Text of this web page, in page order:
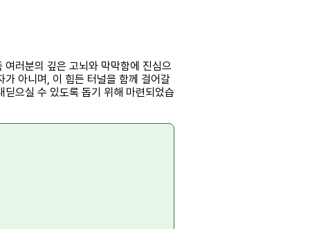
러분의 깊은 고뇌와 막막함에 진심으
아니며, 이 힘든 터널을 함께 걸어갈
으실 수 있도록 돕기 위해 마련되었습